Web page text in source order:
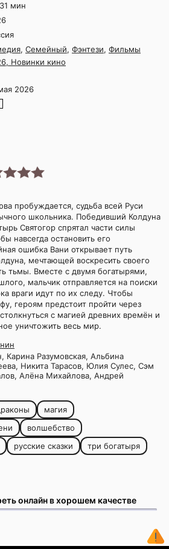
мин
, Семейный, Фэнтези, Фильмы
Новинки кино
2026
пробуждается, судьба всей Руси
школьника. Победивший Колдуна
Святогор спрятал части силы
навсегда остановить его
ошибка Вани открывает путь
мечтающей воскресить своего
тьмы. Вместе с двумя богатырями,
мальчик отправляется на поиски
враги идут по их следу. Чтобы
героям предстоит пройти через
с магией древних времён и
уничтожить весь мир.
Карина Разумовская, Альбина
Никита Тарасов, Юлия Сулес, Сэм
Алёна Михайлова, Андрей
магия
волшебство
русские сказки
три богатыря
онлайн в хорошем качестве